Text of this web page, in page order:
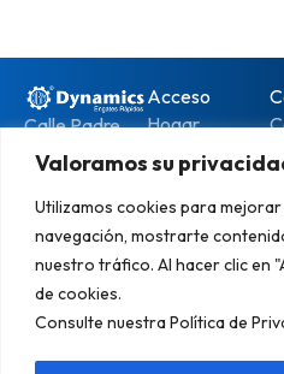
Valoramos su
Utilizamos cookies para
navegación, mostrarte
nuestro tráfico. Al hacer clic en
de cookies.
Consulte nuestra Política de
Calle Padre
Ambrósio
– Kayser
Código Postal:
95098-380 –
Caxias do Sul
– RS – Brasil
+55 54
Acceso
Hogar
Empresa
Productos
Catálogos
Noticias